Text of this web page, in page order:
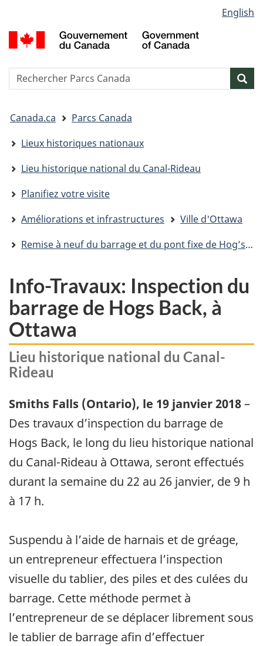
au
contenu
« Au
du
la
HTML
de
la
langue
English
Reserche
êtes
ici&nbsp;:
Canada.ca
Parcs Canada
Lieux historiques nationaux
Lieu historique national du Canal-Rideau
Planifiez votre visite
Améliorations et infrastructures
Ville d'Ottawa
Remise à neuf du barrage et du pont fixe de Hog’s Back
Info-Travaux: Inspection du
barrage de Hogs Back, à
Ottawa
Lieu historique national du Canal-
Rideau
Smiths Falls (Ontario), le 19 janvier 2018–
Des travaux d’inspection du barrage de
Hogs Back, le long du lieu historique national
du Canal-Rideau à Ottawa, seront effectués
durant la semaine du 22 au 26 janvier, de 9 h
à 17 h.
Suspendu à l’aide de harnais et de gréage,
un entrepreneur effectuera l’inspection
visuelle du tablier, des piles et des culées du
barrage. Cette méthode permet à
l’entrepreneur de se déplacer librement sous
le tablier de barrage afin d’effectuer